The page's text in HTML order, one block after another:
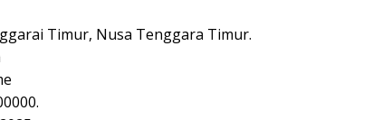
Timur, Nusa Tenggara Timur.
.